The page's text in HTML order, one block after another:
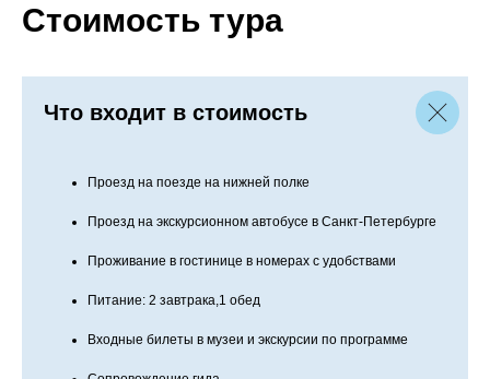
Стоимость тура
Что входит в стоимость
Проезд на поезде на нижней полке
Проезд на экскурсионном автобусе в Санкт-Петербурге
Проживание в гостинице в номерах с удобствами
Питание: 2 завтрака,1 обед
Входные билеты в музеи и экскурсии по программе